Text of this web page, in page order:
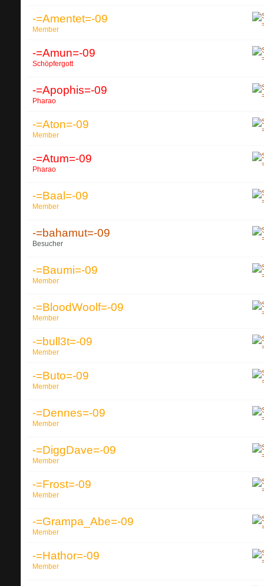
-=Amentet=-09
Member
-=Amun=-09
Schöpfergott
-=Apophis=-09
Pharao
-=Aton=-09
Member
-=Atum=-09
Pharao
-=Baal=-09
Member
-=bahamut=-09
Besucher
-=Baumi=-09
Member
-=BloodWoolf=-09
Member
-=bull3t=-09
Member
-=Buto=-09
Member
-=Dennes=-09
Member
-=DiggDave=-09
Member
-=Frost=-09
Member
-=Grampa_Abe=-09
Member
-=Hathor=-09
Member